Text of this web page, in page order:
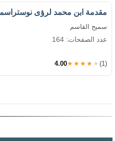
مقدمة ابن محمد لرؤى
سميح القاسم
عدد الصفحات: 164
4.00★★★★★ (1)